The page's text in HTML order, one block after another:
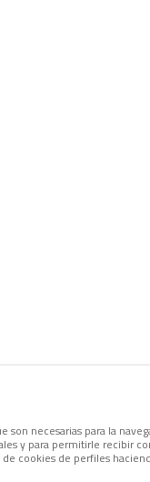
son necesarias para la
y para permitirle recibir
cookies de perfiles